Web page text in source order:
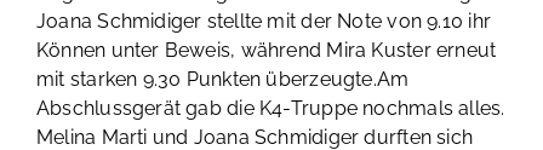
Joana Schmidiger stellte mit der Note von 9.10 ihr
Können unter Beweis, während Mira Kuster erneut
mit starken 9.30 Punkten überzeugte.Am
Abschlussgerät gab die K4-Truppe nochmals alles.
Melina Marti und Joana Schmidiger durften sich